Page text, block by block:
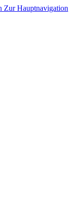
Zur Hauptnavigation